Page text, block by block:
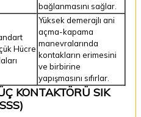
bağlanmasını sağlar.
Hücre
Yüksek demerajlı ani
açma-kapama
manevralarında
kontakların erimesini
ve birbirine
yapışmasını sıfırlar.
KONTAKTÖRÜ SIK